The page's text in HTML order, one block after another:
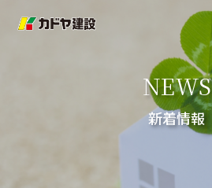
NEWS
新着情報